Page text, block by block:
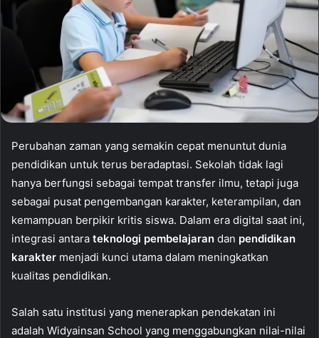
Perubahan zaman yang semakin cepat menuntut dunia
pendidikan untuk terus beradaptasi. Sekolah tidak lagi
hanya berfungsi sebagai tempat transfer ilmu, tetapi juga
sebagai pusat pengembangan karakter, keterampilan, dan
kemampuan berpikir kritis siswa. Dalam era digital saat ini,
integrasi antara teknologi pembelajaran dan pendidikan
karakter menjadi kunci utama dalam meningkatkan
kualitas pendidikan.
Salah satu institusi yang menerapkan pendekatan ini
adalah Widyainsan School yang menggabungkan nilai-nilai